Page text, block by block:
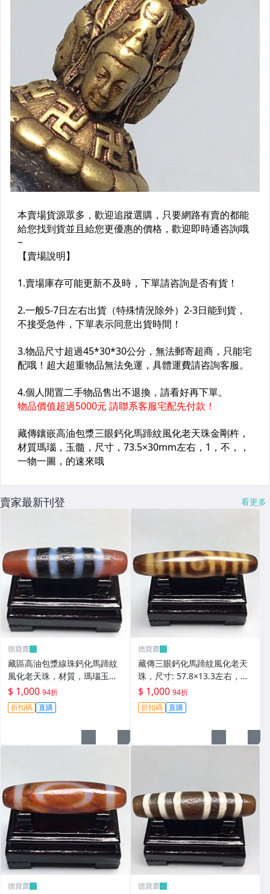
賣家最新刊登 看更多
德寶齋
藏區高油包漿線珠鈣化馬蹄紋
風化老天珠，材質，瑪瑙玉
髓，尺寸：49.4×13左 天珠 瑪
瑙 硃砂【德寶齋】408
$ 1,000 94折
折扣碼 直購
德寶齋
藏傳三眼鈣化馬蹄紋風化老天
珠，尺寸: 57.8×13.3左右，材
質：瑪瑙，玉髓， 天珠 瑪瑙
硃砂【德寶齋】407
$ 1,000 94折
折扣碼 直購
德寶齋 德寶齋